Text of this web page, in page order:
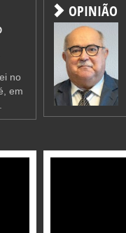
no
em
OPINIÃO